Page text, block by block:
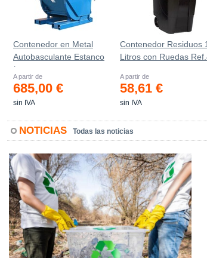
Contenedor en Metal
Autobasculante Estanco
*
A partir de
685,00 €
sin IVA
Contenedor Residuos
Litros con Ruedas
A partir de
58,61 €
sin IVA
NOTICIAS Todas las noticias